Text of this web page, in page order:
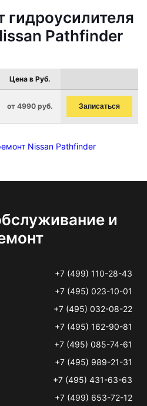
гидроусилителя
Pathfinder
Цена в Руб.
от 4990 руб. Записаться
Nissan Pathfinder
и
+7 (499) 110-28-43
+7 (495) 023-10-01
+7 (495) 032-08-22
+7 (495) 162-90-81
+7 (495) 085-74-61
+7 (495) 989-21-31
+7 (495) 431-63-63
+7 (499) 653-72-12